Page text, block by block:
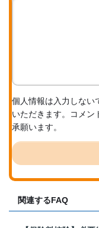
個人情報は入力しない
いただきます。コメン
承願います。
関連するFAQ